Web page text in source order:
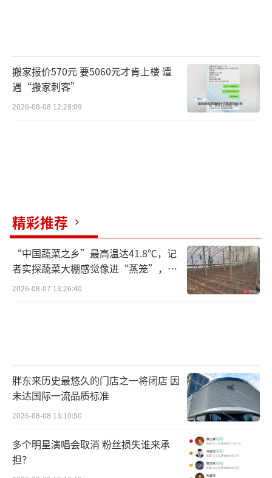
搬家报价570元 要5060元才肯上楼 遭
遇“搬家刺客”
2026-08-08 12:28:09
精彩推荐
“中国蔬菜之乡”最高温达41.8℃，记
者实探蔬菜大棚感觉像进“蒸笼”，有
村民称只能凌晨两点起来干活
2026-08-07 13:26:40
胖东来历史最悠久的门店之一将闭店 因
未达国际一流品质标准
2026-08-08 13:10:50
多个明星演唱会取消 粉丝损失谁来承
担？